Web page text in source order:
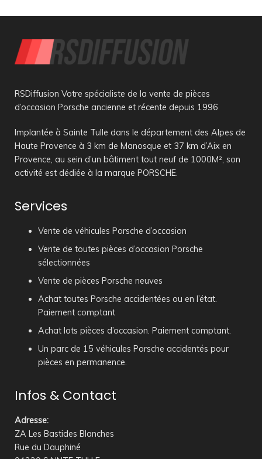
RSDiffusion Votre spécialiste de la vente de pièces
d’occasion Porsche ancienne et récente depuis 1996
Implantée à Sainte Tulle dans le département des Alpes de
Haute Provence à 3 km de Manosque et 37 km d’Aix en
Provence, au sein d’un bâtiment tout neuf de 1000M², son
activité est dédiée à la marque PORSCHE.
Services
Vente de véhicules Porsche d’occasion
Vente de toutes pièces d’occasion Porsche
sélectionnées
Vente de pièces Porsche neuves
Achat toutes Porsche accidentées ou en l’état.
Paiement comptant
Achat lots pièces d’occasion. Paiement comptant.
Un parc de 15 véhicules Porsche accidentés pour
pièces en permanence.
Infos & Contact
Adresse:
ZA Les Bastides Blanches
Rue du Dauphiné